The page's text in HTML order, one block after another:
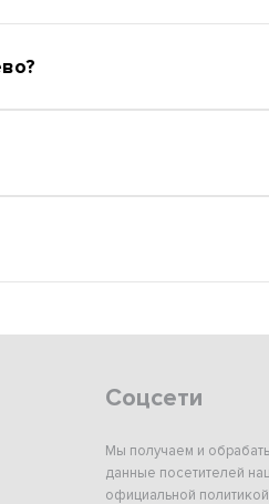
Соцсети
Мы получаем и
данные посетителей
официальной